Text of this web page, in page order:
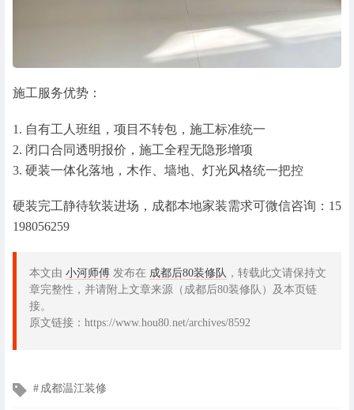
施工服务优势：
1. 自有工人班组，项目不转包，施工标准统一
2. 闭口合同透明报价，施工全程无隐形增项
3. 硬装一体化落地，木作、墙地、灯光风格统一把控
硬装完工静待软装进场，成都本地家装需求可微信咨询：15
198056259
本文由 小河师傅 发布在 成都后80装修队 ，转载此文请保持文
章完整性，并请附上文章来源（成都后80装修队）及本页链
接。
原文链接：https://www.hou80.net/archives/8592
文 成都温江装修